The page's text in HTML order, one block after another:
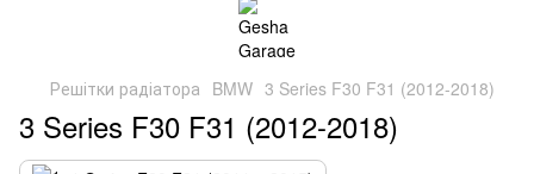
Решітки радіатора BMW 3 Series F30 F31 (2012-2018)
3 Series F30 F31 (2012-2018)